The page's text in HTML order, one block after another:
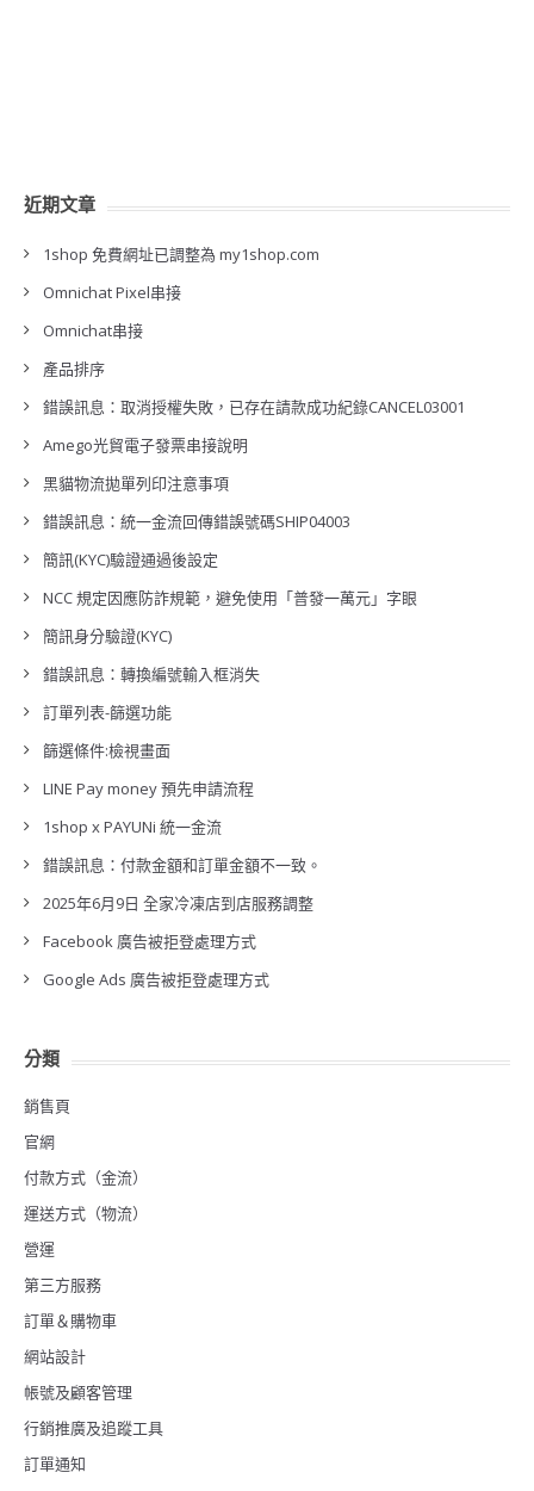
近期文章
1shop 免費網址已調整為 my1shop.com
Omnichat Pixel串接
Omnichat串接
產品排序
錯誤訊息：取消授權失敗，已存在請款成功紀錄CANCEL03001
Amego光貿電子發票串接說明
黑貓物流拋單列印注意事項
錯誤訊息：統一金流回傳錯誤號碼SHIP04003
簡訊(KYC)驗證通過後設定
NCC 規定因應防詐規範，避免使用「普發一萬元」字眼
簡訊身分驗證(KYC)
錯誤訊息：轉換編號輸入框消失
訂單列表-篩選功能
篩選條件:檢視畫面
LINE Pay money 預先申請流程
1shop x PAYUNi 統一金流
錯誤訊息：付款金額和訂單金額不一致。
2025年6月9日 全家冷凍店到店服務調整
Facebook 廣告被拒登處理方式
Google Ads 廣告被拒登處理方式
分類
銷售頁
官網
付款方式（金流）
運送方式（物流）
營運
第三方服務
訂單＆購物車
網站設計
帳號及顧客管理
行銷推廣及追蹤工具
訂單通知